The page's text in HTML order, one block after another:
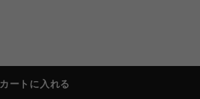
カートに入れる